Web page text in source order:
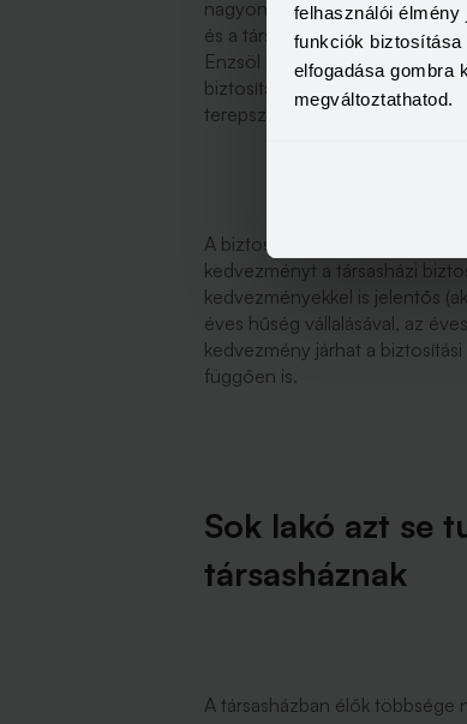
felhasználói
funkciók biztosítása
elfogadása gombra
megváltoztathatod.
nagyon mozdultak meg. Az
és a társasházi közös
Enzsöl József, a Nelson
biztosítási tanácsadó
terepszemlét tartani a
A biztosítók többsége a
kedvezményt a társasházi
kedvezményekkel is jelentős
éves hűség vállalásával, az
kedvezmény járhat a
függően is.
Sok lakó azt se
társasháznak
A társasházban élők többsége